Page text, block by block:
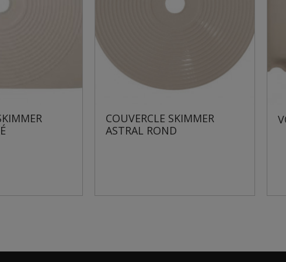
COUVERCLE SKIMMER
VOLET SKIMMER